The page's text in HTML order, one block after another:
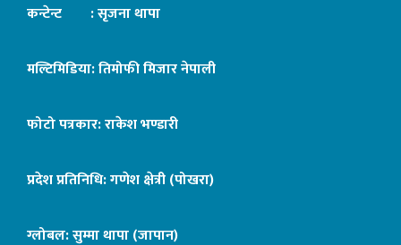
कन्टेन्ट : सृजना थापा
मल्टिमिडिया: तिमोफी मिजार नेपाली
फोटो पत्रकार: राकेश भण्डारी
प्रदेश प्रतिनिधि: गणेश क्षेत्री (पोखरा)
ग्लोबल: सुम्मा थापा (जापान)